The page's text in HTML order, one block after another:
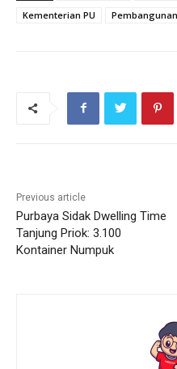
Kementerian PU
Previous article
Purbaya Sidak Dwelling Time
Tanjung Priok: 3.100
Kontainer Numpuk